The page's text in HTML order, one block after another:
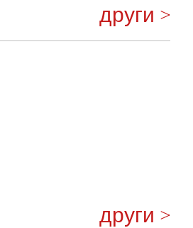
други >
други >